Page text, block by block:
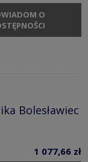
O
Bolesławiec
1 077,66 zł